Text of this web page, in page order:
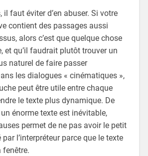
il faut éviter d’en abuser. Si votre
contient des passages aussi
alors c’est que quelque chose
et qu’il faudrait plutôt trouver un
naturel de faire passer
les dialogues « cinématiques »,
peut être utile entre chaque
le texte plus dynamique. De
énorme texte est inévitable,
permet de ne pas avoir le petit
par l’interpréteur parce que le texte
fenêtre.